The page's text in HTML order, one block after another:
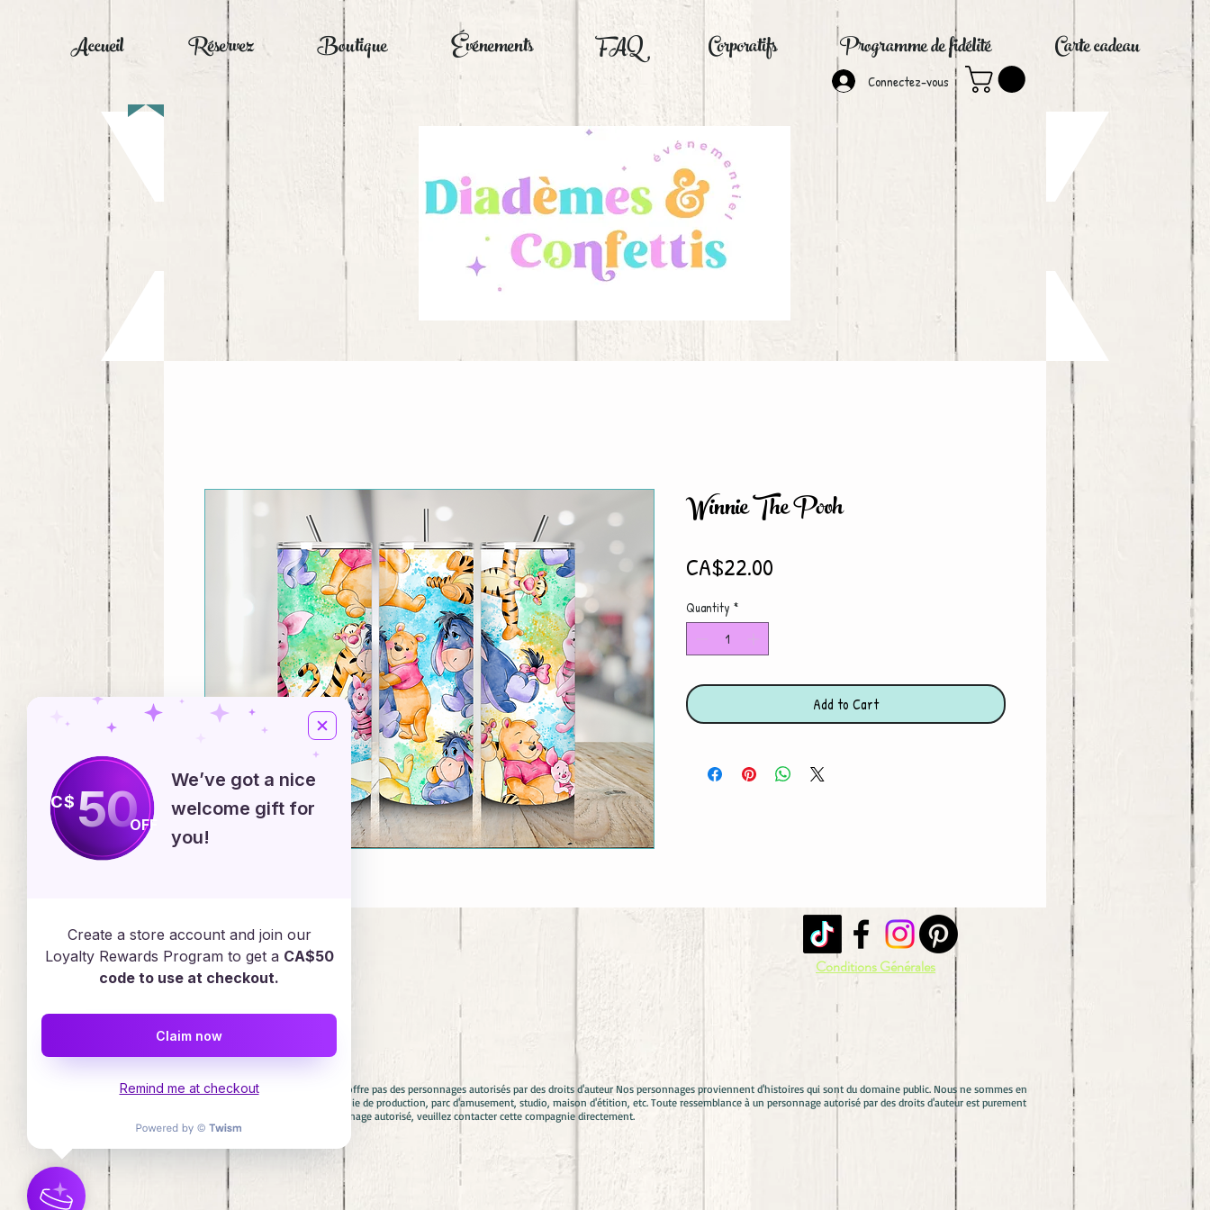
Accueil Réservez Boutique Événements FAQ Corporatifs Programme de fidélité Carte cadeau
Connectez-vous
Winnie The Pooh
CA$22.00
Quantity *
Add to Cart
Emploi
Conditions Générales
Services en ligne
Avertissement : Diadèmes & Confettis n'offre pas des personnages autorisés par des droits d'auteur Nos personnages proviennent d'histoires qui sont du domaine public. Nous ne sommes en
aucun cas associés avec aucune compagnie de production, parc d'amusement, studio, maison d'étition, etc. Toute ressemblance à un personnage autorisé par des droits d'auteur est purement
involontaire. Si vous cherchez un personnage autorisé, veuillez contacter cette compagnie directement.
C$50OFF
We’ve got a nice
welcome gift for
you!
Create a store account and join our
Loyalty Rewards Program to get a CA$50
code to use at checkout.
Claim now
Remind me at checkout